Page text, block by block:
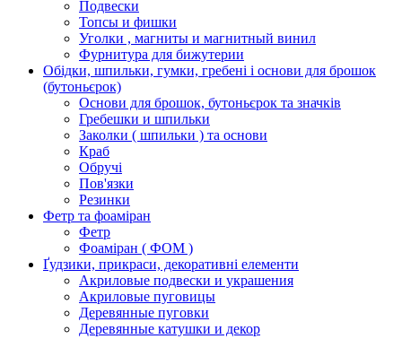
Подвески
Топсы и фишки
Уголки , магниты и магнитный винил
Фурнитура для бижутерии
Обідки, шпильки, гумки, гребені і основи для брошок
(бутоньєрок)
Основи для брошок, бутоньєрок та значків
Гребешки и шпильки
Заколки ( шпильки ) та основи
Краб
Обручі
Пов'язки
Резинки
Фетр та фоаміран
Фетр
Фоаміран ( ФОМ )
Ґудзики, прикраси, декоративні елементи
Акриловые подвески и украшения
Акриловые пуговицы
Деревянные пуговки
Деревянные катушки и декор